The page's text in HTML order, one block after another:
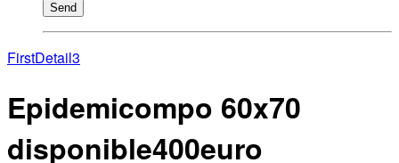
Send
FirstDetail3
Epidemicompo 60x70
disponible400euro